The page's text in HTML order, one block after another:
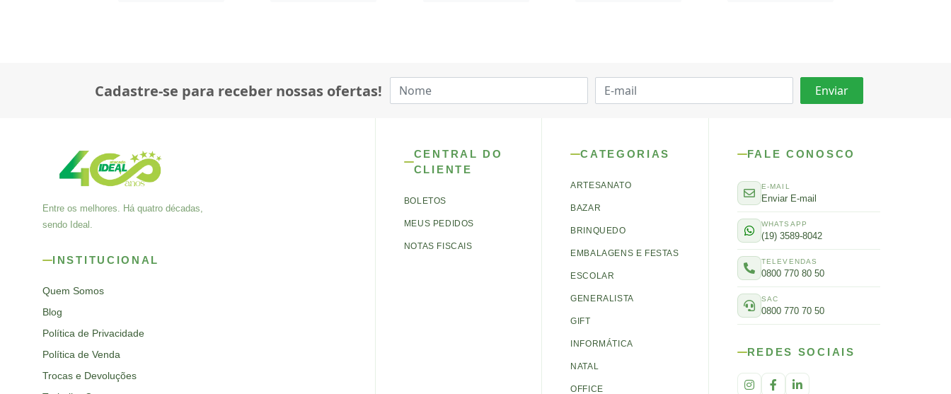
Cadastre-se para receber nossas ofertas!
Entre os melhores. Há quatro décadas,
sendo Ideal.
INSTITUCIONAL
Quem Somos
Blog
Política de Privacidade
Política de Venda
Trocas e Devoluções
CENTRAL DO
CLIENTE
BOLETOS
MEUS PEDIDOS
NOTAS FISCAIS
CATEGORIAS
ARTESANATO
BAZAR
BRINQUEDO
EMBALAGENS E FESTAS
ESCOLAR
GENERALISTA
GIFT
INFORMÁTICA
NATAL
OFFICE
FALE CONOSCO
E-MAIL
Enviar E-mail
WHATSAPP
(19) 3589-8042
TELEVENDAS
0800 770 80 50
SAC
0800 770 70 50
REDES SOCIAIS